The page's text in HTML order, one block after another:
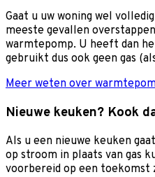
Gaat u uw woning wel
meeste gevallen
warmtepomp. U heeft dan
gebruikt dus ook geen gas
Meer weten over
Nieuwe keuken? Kook
Als u een nieuwe keuken
op stroom in plaats van gas
voorbereid op een toekomst